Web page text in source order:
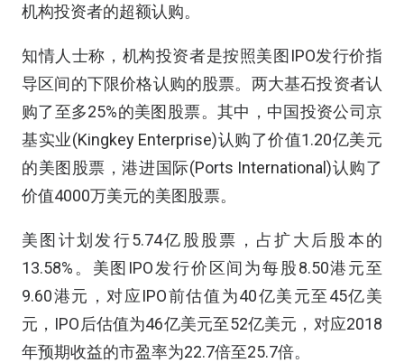
机构投资者的超额认购。
知情人士称，机构投资者是按照美图IPO发行价指
导区间的下限价格认购的股票。两大基石投资者认
购了至多25%的美图股票。其中，中国投资公司京
基实业(Kingkey Enterprise)认购了价值1.20亿美元
的美图股票，港进国际(Ports International)认购了
价值4000万美元的美图股票。
美图计划发行5.74亿股股票，占扩大后股本的
13.58%。美图IPO发行价区间为每股8.50港元至
9.60港元，对应IPO前估值为40亿美元至45亿美
元，IPO后估值为46亿美元至52亿美元，对应2018
年预期收益的市盈率为22.7倍至25.7倍。